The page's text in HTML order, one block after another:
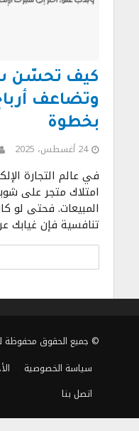
كيف تحسّن
وتضاعف
بخطوة
24 أغسطس، 2025
في عالم التجارة
المبيعات. فحتى لو
تنافسية فإن غيابك
© جميع الحقوق محفوظة
سياسة الخصوصية
اتصل بنا